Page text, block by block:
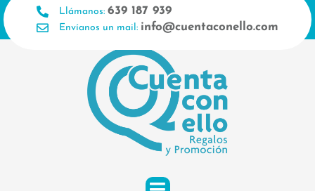
Ir
al
contenido
Llámanos: 639 187 939
Envíanos un mail: info@cuentaconello.com